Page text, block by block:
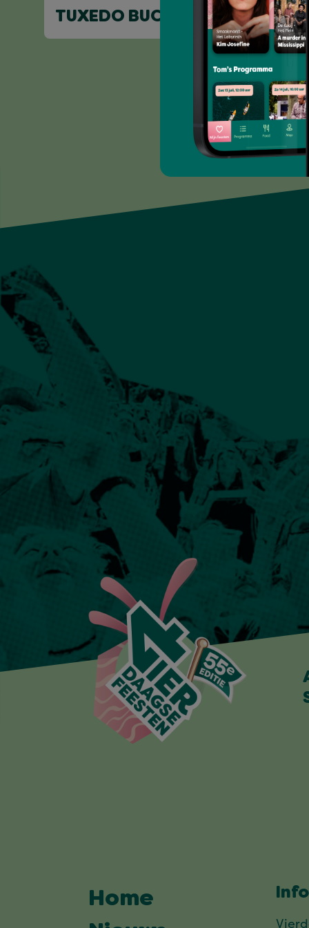
TUXEDO BUCK
Home